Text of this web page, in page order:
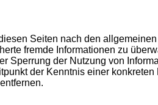
Seiten nach den
fremde Informationen zu
Sperrung der Nutzung von
der Kenntnis einer